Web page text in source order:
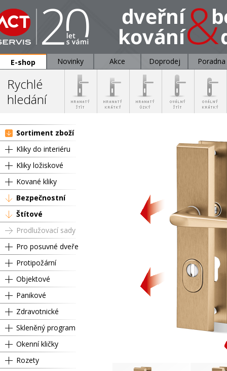
E-shop Novinky Akce Doprodej Poradna
Rychlé
hledání
Sortiment zboží
Kliky do interiéru
Kliky ložiskové
Kované kliky
Bezpečnostní
Štítové
Prodlužovací sady
Pro posuvné dveře
Protipožární
Objektové
Panikové
Zdravotnické
Skleněný program
Okenní kličky
Rozety